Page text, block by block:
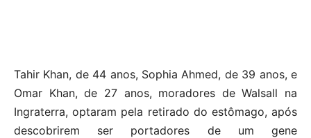
Tahir Khan, de 44 anos, Sophia Ahmed, de 39 anos, e
Omar Khan, de 27 anos, moradores de Walsall na
Ingraterra, optaram pela retirado do estômago, após
descobrirem ser portadores de um gene